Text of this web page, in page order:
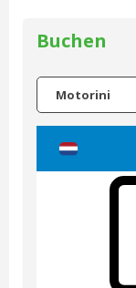
Buchen
Motorini